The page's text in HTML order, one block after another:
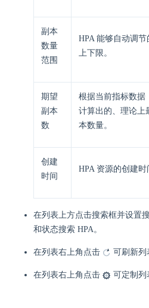
副本
数量
范围
HPA 能够自动调节
上下限。
期望
副本
数​
根据当前指标数据
计算出的、理论上
本数量。
创建
时间
HPA 资源的创建时
在列表上方点击搜索框并设置
和状态搜索 HPA。
在列表右上角点击 可刷新列
在列表右上角点击 可定制列